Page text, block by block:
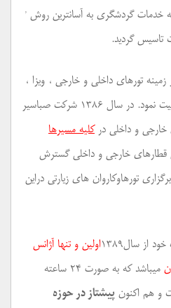
خانم نغمه حاجی پور و رسالت ارائه خدمات گردشگری به آسانترین روش ٬
تاسیس گردید.
صباسیر در سال ۱۳۸۴ در زمینه تورهای داخلی و خارجی ، ویزا ،
هتل و وقت سفارت شروع به فعالیت نمود. در سال ۱۳۸۶ شرکت صباسیر
خارجی و داخلی درکلیه مسیرها
خارجی و داخلی گسترش
و همچنی از سال ۱۳۹۳ با برگزاری تورهاوکاروان های زیارتی دراین
از سال۱۳۸۹
اولین و تنها آژانس
میباشد که به صورت ۲۴ ساعته
و هم اکنونپیشتاز در حوزه